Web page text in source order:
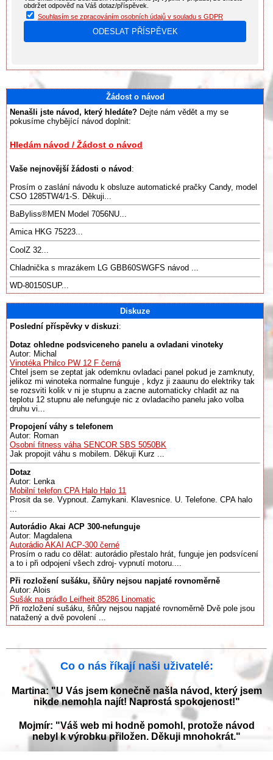
obdržet odpověď na Váš dotaz/příspěvek.
Souhlasím se zpracováním osobních údajů v souladu s GDPR
Žádost o návod
Nenašli jste návod, který hledáte? Dejte nám vědět a my se
pokusíme chybějící návod doplnit:
Hledám návod / Žádost o návod
Vaše nejnovější žádosti o návod :
Prosím o zaslání návodu k obsluze automatické pračky Candy, model
CSO 1285TW4/1-S. Děkuji...
BaByliss®️MEN Model 7056NU...
Amica HKG 75223...
CoolZ 32...
Chladnička s mrazákem LG GBB60SWGFS návod ...
WD-80150SUP...
Diskuze
Poslední příspěvky v diskuzi:
Dotaz ohledne podsviceneho panelu a ovladani vinoteky
Autor: Michal
Vinotéka Philco PW 12 F černá
Chtel jsem se zeptat jak odemknu ovladaci panel pokud je zamknuty,
jelikoz mi winoteka normalne funguje , kdyz ji zaaunu do elektriky tak
se rozsviti kolik v ni je stupnu a zacne automaticky chladit az na
teplotu 12 stupnu ale nefunguje nic z ovladaciho panelu jako volba
druhu vi...
Propojení váhy s telefonem
Autor: Roman
Osobní fitness váha SENCOR SBS 5050BK
Jak propojit váhu s mobilem. Děkuji Kurz ...
Dotaz
Autor: Lenka
Mobilní telefon CPA Halo Halo 11
Prosit da se. Vypnout. Zamykani. Klavesnice. U. Telefone. CPA halo
Autorádio Akai ACP 300-nefunguje
Autor: Magdalena
Autorádio AKAI ACP-300 černé
Prosím o radu co dělat: autorádio přestalo hrát, funguje jen podsvícení
a to i při odpojení všech zdroj- vypnutí motoru....
Při rozložení sušáku, šňůry nejsou napjaté rovnoměrně
Autor: Alois
Sušák na prádlo Leifheit 85286 Linomatic
Při rozložení sušáku, šňůry nejsou napjaté rovnoměrně Dvě pole jsou
natažený a dvě povolení ...
Co o nás říkají naši uživatelé:
Martina: "U Vás jsem konečně našla návod, který jsem
nikde nemohla najít! Naprostá spokojenost!"
Mojmír: "Váš web mi hodně pomohl, protože návod
nebyl k výrobku přiložen. Děkuji mnohokrát."